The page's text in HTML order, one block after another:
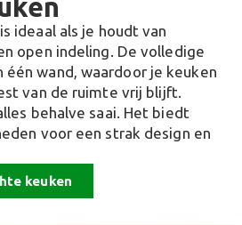
ideaal als je houdt van
open indeling. De volledige
wand, waardoor je keuken
van de ruimte vrij blijft.
behalve saai. Het biedt
voor een strak design en
keuken